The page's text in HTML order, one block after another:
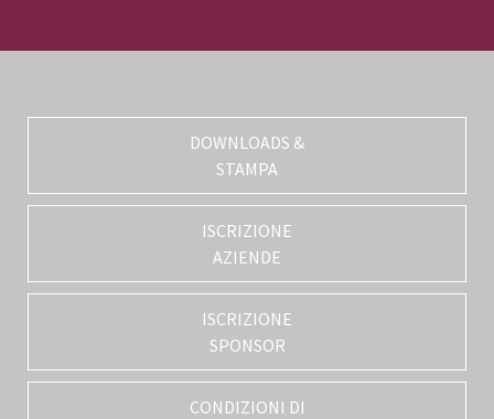
DOWNLOADS &
STAMPA
ISCRIZIONE
AZIENDE
ISCRIZIONE
SPONSOR
CONDIZIONI DI